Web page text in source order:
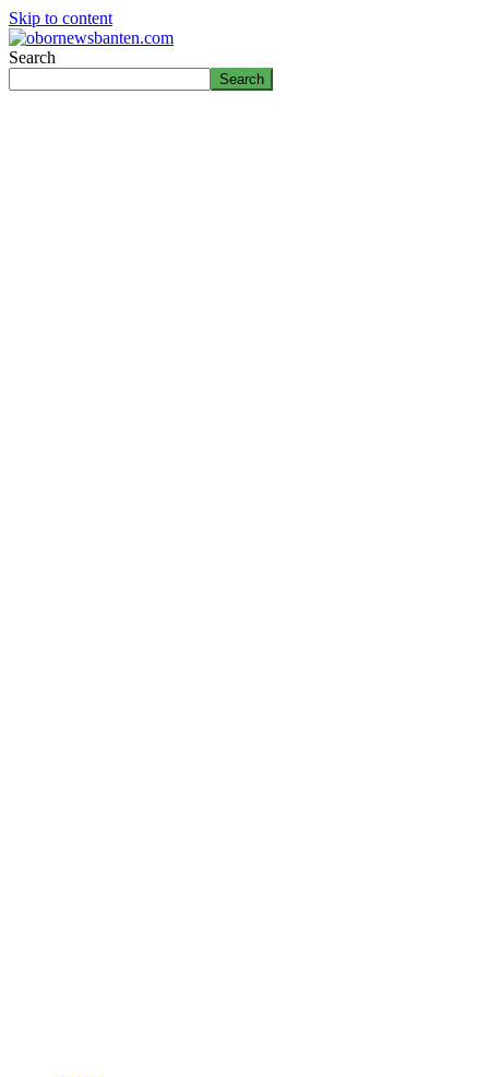
Skip to content
Search
Search